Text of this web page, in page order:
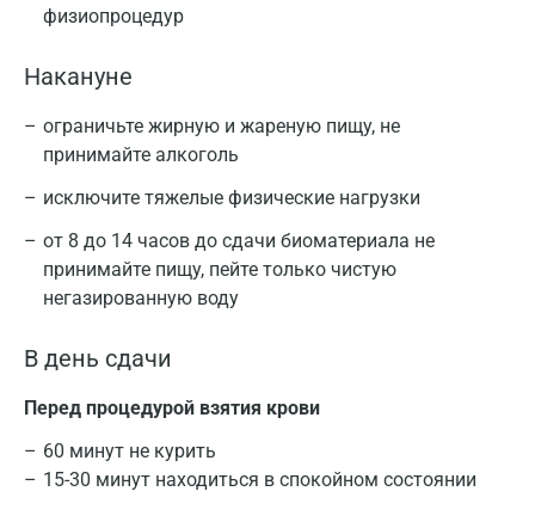
физиопроцедур
Накануне
ограничьте жирную и жареную пищу, не
принимайте алкоголь
исключите тяжелые физические нагрузки
от 8 до 14 часов до сдачи биоматериала не
принимайте пищу, пейте только чистую
негазированную воду
В день сдачи
Перед процедурой взятия крови
60 минут не курить
15-30 минут находиться в спокойном состоянии